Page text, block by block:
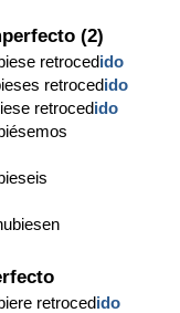
(2)
retrocedido
retrocedido
retrocedido
retrocedido